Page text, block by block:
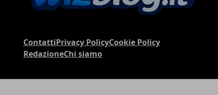
ContattiPrivacy PolicyCookie Policy
RedazioneChi siamo